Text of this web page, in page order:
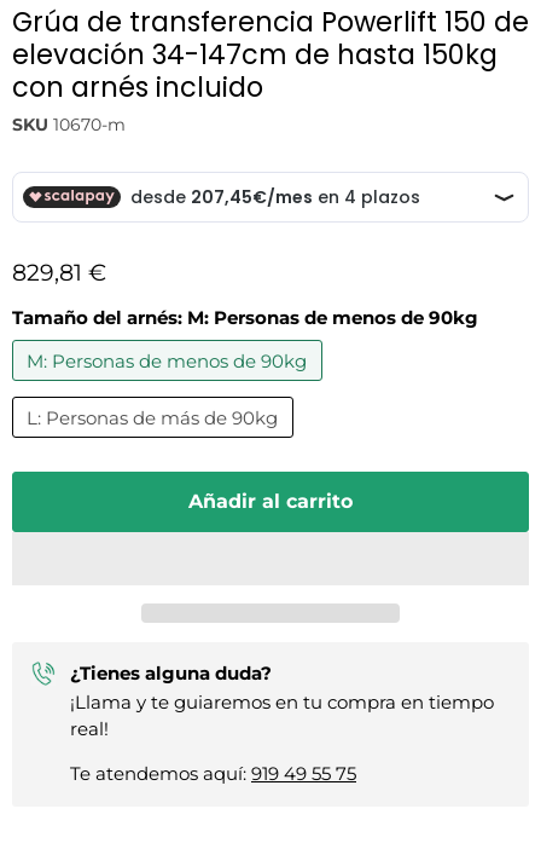
Grúa de transferencia Powerlift 150 de
elevación 34-147cm de hasta 150kg
con arnés incluido
SKU 10670-m
Precio actual
829,81 €
Tamaño del arnés: M: Personas de menos de 90kg
M: Personas de menos de 90kg
L: Personas de más de 90kg
Añadir al carrito
¿Tienes alguna duda?
¡Llama y te guiaremos en tu compra en tiempo
real!
Te atendemos aquí: 919 49 55 75